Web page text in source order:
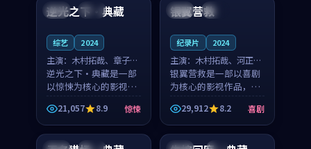
韩国 完结
逆光之下·典藏
综艺 2024
主演： 木村拓哉、章子怡
等
逆光之下·典藏是一部
以惊悚为核心的影视作
品，围绕危机、反转与
人物成长展开，整体节
奏紧凑，值得推荐观
看。
21,057 8.9 惊悚
泰国 高分
银翼营救
纪录片 2024
主演： 木村拓哉、河正宇
等
银翼营救是一部以喜剧
为核心的影视作品，围
绕危机、反转与人物成
长展开，整体节奏紧
凑，值得推荐观看。
29,912 8.2 喜剧